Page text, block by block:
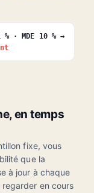
· MDE 10 % →
en temps
fixe, vous
que la
à jour à chaque
regarder en cours